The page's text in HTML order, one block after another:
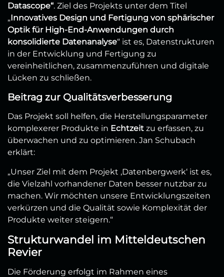
Datascope“. Ziel des Projekts unter dem Titel
„Innovatives Design und Fertigung von sphärischer
Optik für High-End-Anwendungen durch
konsolidierte Datenanalyse“ ist es, Datenstrukturen
in der Entwicklung und Fertigung zu
vereinheitlichen, zusammenzuführen und digitale
Lücken zu schließen.
Beitrag zur Qualitätsverbesserung
Das Projekt soll helfen, die Herstellungsparameter
komplexerer Produkte in Echtzeit zu erfassen, zu
überwachen und zu optimieren. Jan Schubach
erklärt:
„Unser Ziel mit dem Projekt ‚Datenbergwerk‘ ist es,
die Vielzahl vorhandener Daten besser nutzbar zu
machen. Wir möchten unsere Entwicklungszeiten
verkürzen und die Qualität sowie Komplexität der
Produkte weiter steigern.“
Strukturwandel im Mitteldeutschen
Revier
Die Förderung erfolgt im Rahmen eines